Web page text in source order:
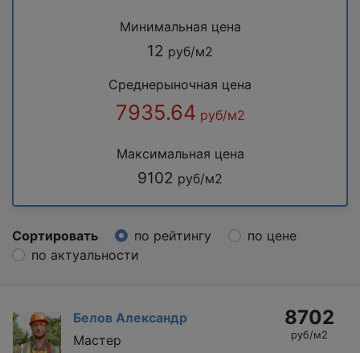
Минимальная цена
12 руб/м2
Среднерыночная цена
7935.64 руб/м2
Максимальная цена
9102 руб/м2
Сортировать по рейтингу
по цене
по актуальности
Белов Александр
Мастер
8702
руб/м2